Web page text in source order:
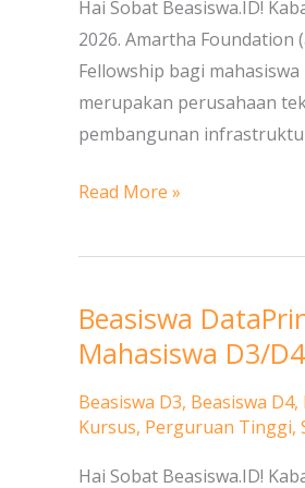
Hai Sobat Beasiswa.ID!
2026. Amartha Foundation
Fellowship bagi
merupakan perusahaan
pembangunan
untuk
Mahasiswi
Read More »
Beasiswa
Mahasiswa D3/
Beasiswa D3, Beasiswa D4,
Kursus, Perguruan Tinggi,
Hai Sobat Beasiswa.ID!
Beasiswa
DataPrint
Pelajar
SMP,
SMA/Sederajat